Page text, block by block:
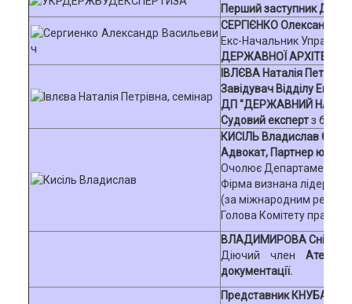
Перший заступник
СЕРГІЄНКО Олександр
Екс-Начальник
ДЕРЖАВНОЇ
ІВЛЄВА Наталія
Завідувач Відділу
ДП "ДЕРЖАВНИЙ
Судовий експертз
КИСІЛЬ Владислав
Адвокат, Партнер
Очолює Департамент
Фірма визнана лідером в
(за міжнародним
Голова Комітету права
ВЛАДИМИРОВА
Діючий член
документації.
Представник КНУБА,